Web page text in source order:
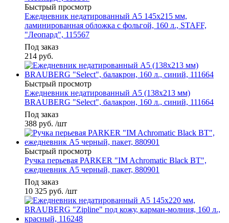
Быстрый просмотр
Ежедневник недатированный А5 145х215 мм,
ламинированная обложка с фольгой, 160 л., STAFF,
"Леопард", 115567
Под заказ
214 руб.
Быстрый просмотр
Ежедневник недатированный А5 (138x213 мм)
BRAUBERG "Select", балакрон, 160 л., синий, 111664
Под заказ
388 руб. /шт
Быстрый просмотр
Ручка перьевая PARKER "IM Achromatic Black BT",
ежедневник А5 черный, пакет, 880901
Под заказ
10 325 руб. /шт